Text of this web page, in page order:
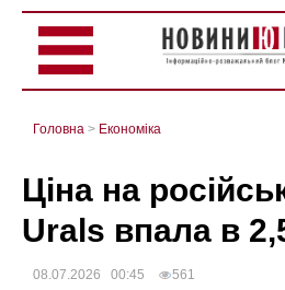
Головна > Економіка
Ціна на
Urals впала в
08.07.2026 00:45 561